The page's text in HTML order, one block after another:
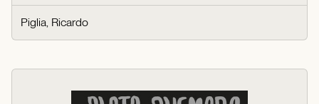
Piglia, Ricardo